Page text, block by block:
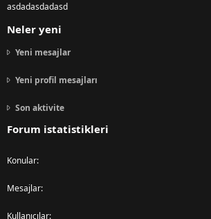
asdadasdadasd
Neler yeni
Yeni mesajlar
Yeni profil mesajları
Son aktivite
Forum istatistikleri
Konular
Mesajlar
Kullanıcılar